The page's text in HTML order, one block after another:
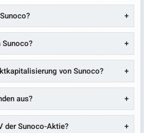
von Sunoco?
aus?
der Sunoco-Aktie?